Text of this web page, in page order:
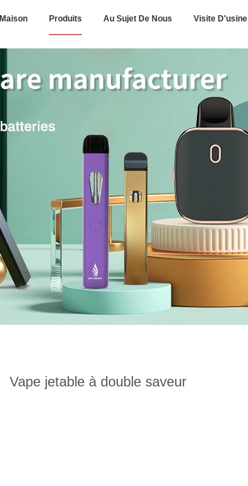
Maison Produits Au Sujet De Nous Visite D'usine
Vape jetable à double saveur